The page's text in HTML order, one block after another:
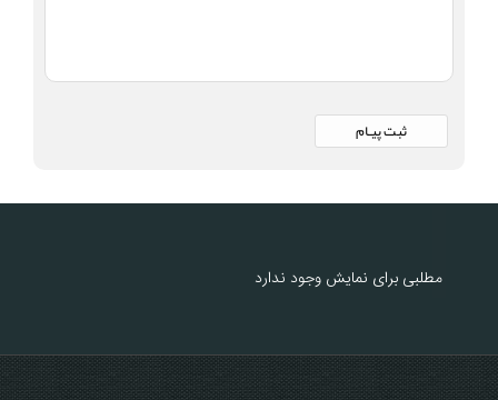
مطلبی برای نمایش وجود ندارد